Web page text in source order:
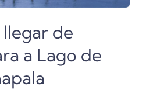
de
a Lago de